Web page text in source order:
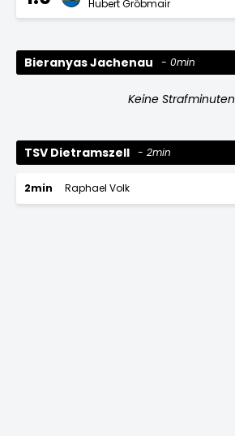
Hubert Gröbmair
Bieranyas Jachenau 0min
Keine Strafminuten
TSV Dietramszell 2min
2min Raphael Volk